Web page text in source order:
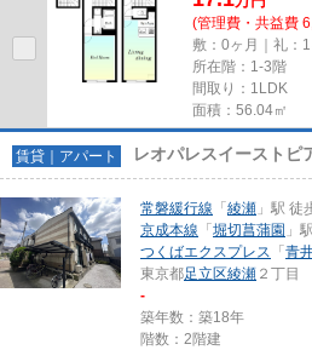
(管理費・共益費
敷：0ヶ月｜礼：1
所在階：1-3階
間取り：1LDK
面積：56.04㎡
賃貸｜アパート レオパレスイーストピ
常磐緩行線 「 綾瀬 」駅 徒
京成本線 「 堀切菖蒲園 」
つくばエクスプレス 「 青
東京都足立区綾瀬 ２丁目
-
築年数：築18年
階数：2階建